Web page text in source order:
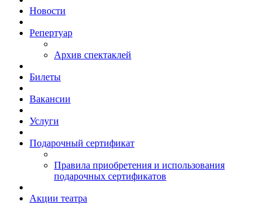
Новости
Репертуар
Архив спектаклей
Билеты
Вакансии
Услуги
Подарочный сертификат
Правила приобретения и использования
подарочных сертификатов
Акции театра